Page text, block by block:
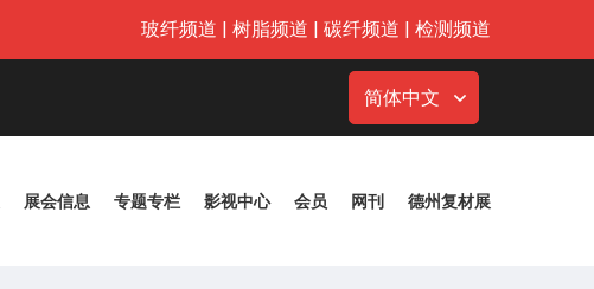
玻纤频道 | 树脂频道 | 碳纤频道 | 检测频道
简体中文
展会信息 专题专栏 影视中心 会员 网刊 德州复材展